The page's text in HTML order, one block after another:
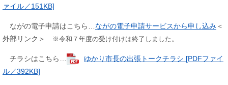
ァイル／151KB]
ながの電子申請はこちら… ながの電子申請サービスから申し込み ＜
外部リンク＞
※令和７年度の受け付けは終了しました。
チラシはこちら…
ゆかり市長の出張トークチラシ [PDFファイ
ル／392KB]